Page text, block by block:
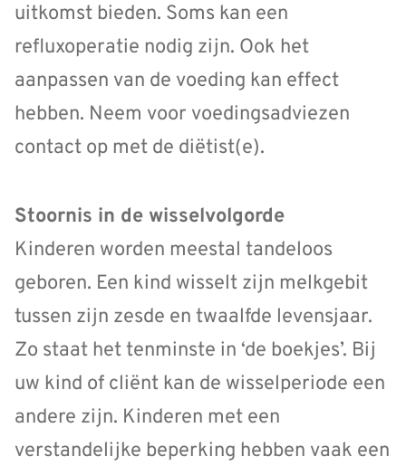
uitkomst bieden. Soms kan een
refluxoperatie nodig zijn. Ook het
aanpassen van de voeding kan effect
hebben. Neem voor voedingsadviezen
contact op met de diëtist(e).
Stoornis in de wisselvolgorde
Kinderen worden meestal tandeloos
geboren. Een kind wisselt zijn melkgebit
tussen zijn zesde en twaalfde levensjaar.
Zo staat het tenminste in ‘de boekjes’. Bij
uw kind of cliënt kan de wisselperiode een
andere zijn. Kinderen met een
verstandelijke beperking hebben vaak een